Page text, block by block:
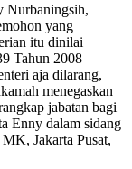
Nurbaningsih,
yang
itu dinilai
Tahun 2008
aja dilarang,
menegaskan
jabatan bagi
Enny dalam sidang
Jakarta Pusat,